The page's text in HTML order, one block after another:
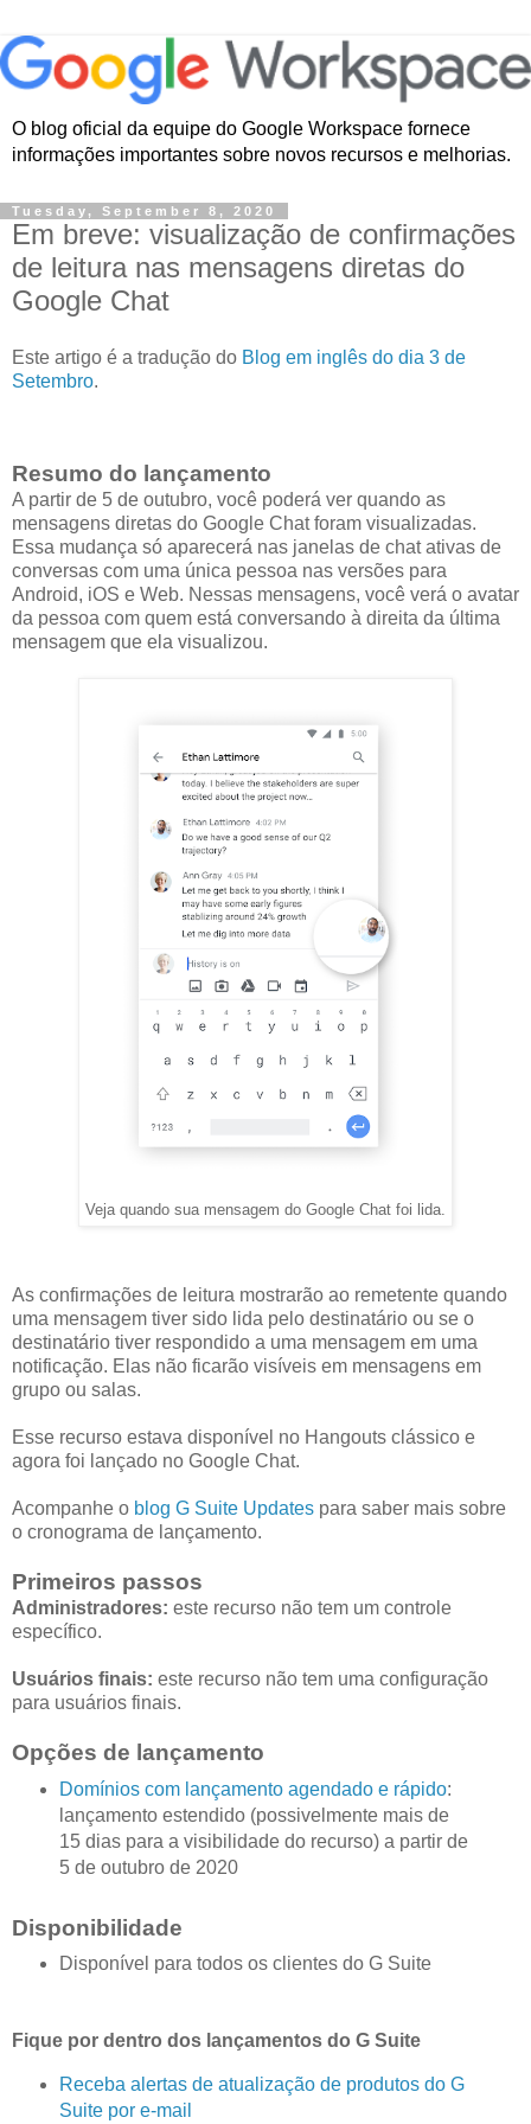
O blog oficial da equipe do Google Workspace fornece
informações importantes sobre novos recursos e melhorias.
Tuesday, September 8, 2020
Em breve: visualização de confirmações
de leitura nas mensagens diretas do
Google Chat
Este artigo é a tradução do Blog em inglês do dia 3 de
Setembro.
Resumo do lançamento
A partir de 5 de outubro, você poderá ver quando as
mensagens diretas do Google Chat foram visualizadas.
Essa mudança só aparecerá nas janelas de chat ativas de
conversas com uma única pessoa nas versões para
Android, iOS e Web. Nessas mensagens, você verá o avatar
da pessoa com quem está conversando à direita da última
mensagem que ela visualizou.
Veja quando sua mensagem do Google Chat foi lida.
As confirmações de leitura mostrarão ao remetente quando
uma mensagem tiver sido lida pelo destinatário ou se o
destinatário tiver respondido a uma mensagem em uma
notificação. Elas não ficarão visíveis em mensagens em
grupo ou salas.
Esse recurso estava disponível no Hangouts clássico e
agora foi lançado no Google Chat.
Acompanhe o blog G Suite Updates para saber mais sobre
o cronograma de lançamento.
Primeiros passos
Administradores: este recurso não tem um controle
específico.
Usuários finais: este recurso não tem uma configuração
para usuários finais.
Opções de lançamento
Domínios com lançamento agendado e rápido:
lançamento estendido (possivelmente mais de
15 dias para a visibilidade do recurso) a partir de
5 de outubro de 2020
Disponibilidade
Disponível para todos os clientes do G Suite
Fique por dentro dos lançamentos do G Suite
Receba alertas de atualização de produtos do G
Suite por e-mail